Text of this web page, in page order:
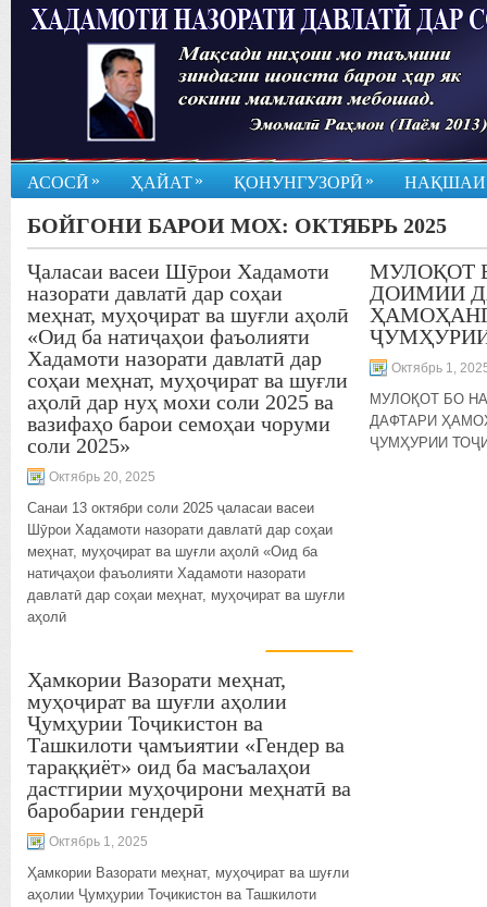
АСОСӢ » ҲАЙАТ» ҚОНУНГУЗОРӢ »
БОЙГОНИ БАРОИ МОХ: ОКТЯБРЬ 2025
Ҷаласаи васеи Шӯрои Хадамоти
назорати давлатӣ дар соҳаи
меҳнат, муҳоҷират ва шуғли аҳолӣ
«Оид ба натиҷаҳои фаъолияти
Хадамоти назорати давлатӣ дар
соҳаи меҳнат, муҳоҷират ва шуғли
аҳолӣ дар нуҳ мохи соли 2025 ва
вазифаҳо барои семоҳаи чоруми
соли 2025»
Октябрь 20, 2025
Санаи 13 октябри соли 2025 ҷаласаи васеи
Шӯрои Хадамоти назорати давлатӣ дар соҳаи
меҳнат, муҳоҷират ва шуғли аҳолӣ «Оид ба
натиҷаҳои фаъолияти Хадамоти назорати
давлатӣ дар соҳаи меҳнат, муҳоҷират ва шуғли
аҳолӣ
МУЛОҚОТ
ДОИМИИ
Октябрь 1,
МУЛОҚОТ БО
ДАФТАРИ
ҶУМҲУРИИ
Ҳамкории Вазорати меҳнат,
муҳоҷират ва шуғли аҳолии
Ҷумҳурии Тоҷикистон ва
Ташкилоти ҷамъиятии «Гендер ва
тараққиёт» оид ба масъалаҳои
дастгирии муҳоҷирони меҳнатӣ ва
баробарии гендерӣ
Октябрь 1, 2025
Ҳамкории Вазорати меҳнат, муҳоҷират ва шуғли
аҳолии Ҷумҳурии Тоҷикистон ва Ташкилоти